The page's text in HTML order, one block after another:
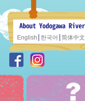
English 한국어 简体中文